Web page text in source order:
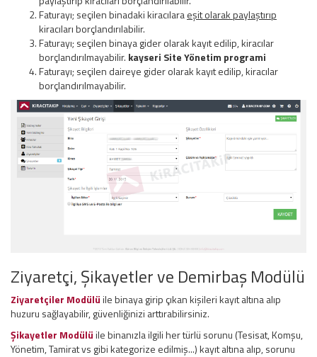
Faturayı; seçilen binadaki kiracılaraeşit olarak paylaştırıp
kiracıları borçlandırılabilir.
Faturayı; seçilen binaya gider olarak kayıt edilip, kiracılar
borçlandırılmayabilir. kayseri Site Yönetim programi
Faturayı; seçilen daireye gider olarak kayıt edilip, kiracılar
borçlandırılmayabilir.
Ziyaretçi, Şikayetler ve Demirbaş Modülü
Ziyaretçiler Modülüile binaya girip çıkan kişileri kayıt altına alıp
huzuru sağlayabilir, güvenliğinizi arttırabilirsiniz.
Şikayetler Modülüile binanızla ilgili her türlü sorunu (Tesisat, Komşu,
Yönetim, Tamirat vs gibi kategorize edilmiş...) kayıt altına alıp, sorunu